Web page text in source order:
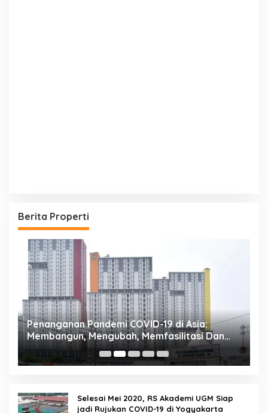
Berita Properti
Penanganan Pandemi COVID-19 di Asia:
Membangun, Mengubah, Memfasilitasi Dan
Mengelola Ruang
Selesai Mei 2020, RS Akademi UGM Siap
jadi Rujukan COVID-19 di Yogyakarta